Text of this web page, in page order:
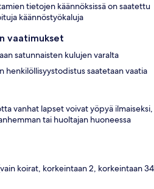
tietojen käännöksissä on saatettu
käännöstyökaluja
vaatimukset
satunnaisten kulujen varalta
henkilöllisyystodistus saatetaan vaatia
vanhat lapset voivat yöpyä ilmaiseksi,
tai huoltajan huoneessa
koirat, korkeintaan 2, korkeintaan 34